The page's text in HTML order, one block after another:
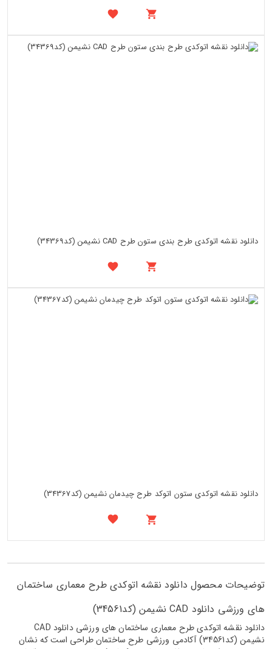
دانلود نقشه اتوکدی طرح بندی ستون طرح CAD نشیمن (کد34369)
دانلود نقشه اتوکدی ستون اتوکد طرح چیدمان نشیمن (کد34367)
توضیحات محصول دانلود نقشه اتوکدی طرح معماری ساختمان
های ورزشی دانلود CAD نشیمن (کد34561)
دانلود نقشه اتوکدی طرح معماری ساختمان های ورزشی دانلود CAD
نشیمن (کد34561) آکادمی ورزشی طرح ساختمان طراحی است که نشان